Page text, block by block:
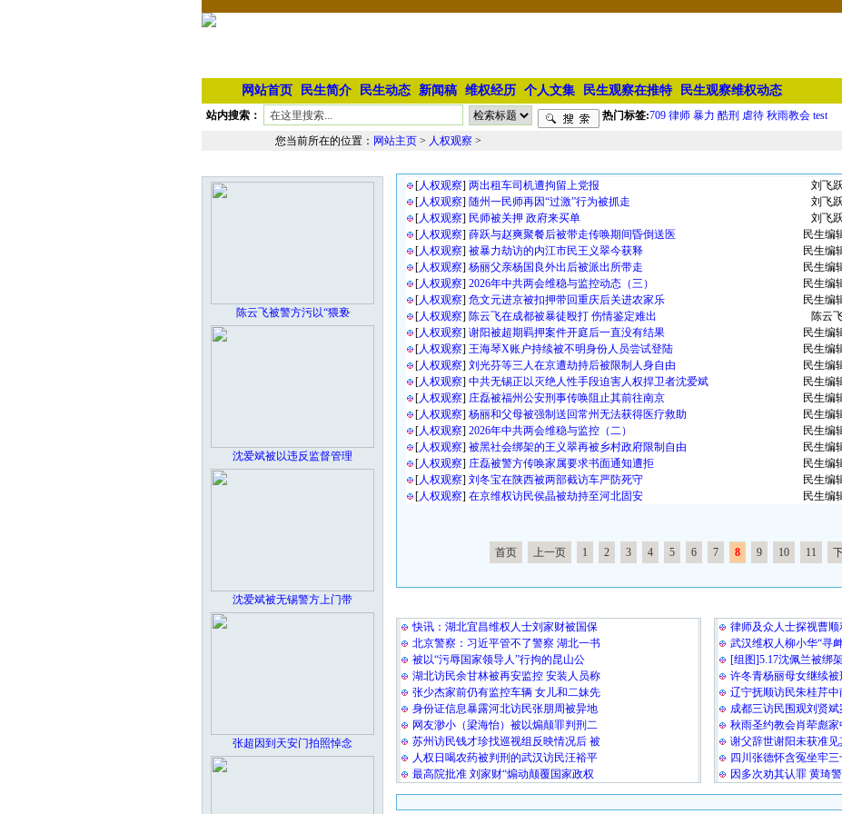
网站首页 民生简介 民生动态 新闻稿 维权经历 个人文集 民生观察在推特 民生观察维权动态
站内搜索： 热门标签:709 律师 暴力 酷刑 虐待 秋雨教会 test
您当前所在的位置： 网站主页 > 人权观察 >
陈云飞被警方污以“猥亵
沈爱斌被以违反监督管理
沈爱斌被无锡警方上门带
张超因到天安门拍照悼念
[人权观察] 两出租车司机遭拘留上党报 刘飞
[人权观察] 随州一民师再因“过激”行为被抓走 刘飞
[人权观察] 民师被关押 政府来买单 刘飞
[人权观察] 薛跃与赵爽聚餐后被带走传唤期间昏倒送医 民生编
[人权观察] 被暴力劫访的内江市民王义翠今获释 民生编
[人权观察] 杨丽父亲杨国良外出后被派出所带走 民生编
[人权观察] 2026年中共两会维稳与监控动态（三） 民生编
[人权观察] 危文元进京被扣押带回重庆后关进农家乐 民生编
[人权观察] 陈云飞在成都被暴徒殴打 伤情鉴定难出 陈云
[人权观察] 谢阳被超期羁押案件开庭后一直没有结果 民生编
[人权观察] 王海琴X账户持续被不明身份人员尝试登陆 民生编
[人权观察] 刘光芬等三人在京遭劫持后被限制人身自由 民生编
[人权观察] 中共无锡正以灭绝人性手段迫害人权捍卫者沈爱斌 民生编
[人权观察] 庄磊被福州公安刑事传唤阻止其前往南京 民生编
[人权观察] 杨丽和父母被强制送回常州无法获得医疗救助 民生编
[人权观察] 2026年中共两会维稳与监控（二） 民生编
[人权观察] 被黑社会绑架的王义翠再被乡村政府限制自由 民生编
[人权观察] 庄磊被警方传唤家属要求书面通知遭拒 民生编
[人权观察] 刘冬宝在陕西被两部截访车严防死守 民生编
[人权观察] 在京维权访民侯晶被劫持至河北固安 民生编
首页 上一页 1 2 3 4 5 6 7 8 9 10 11
快讯：湖北宜昌维权人士刘家财被国保
北京警察：习近平管不了警察 湖北一书
被以“污辱国家领导人”行拘的昆山公
湖北访民余甘林被再安监控 安装人员称
张少杰家前仍有监控车辆 女儿和二妹先
身份证信息暴露河北访民张朋周被异地
网友渺小（梁海怡）被以煽颠罪判刑二
苏州访民钱才珍找巡视组反映情况后 被
人权日喝农药被判刑的武汉访民汪裕平
最高院批准 刘家财“煽动颠覆国家政权
律师及众人士探视曹
武汉维权人柳小华“寻
[组图]5.17沈佩兰被绑
许冬青杨丽母女继续
辽宁抚顺访民朱桂芹中
成都三访民围观刘贤
秋雨圣约教会肖荦彪
谢父辞世谢阳未获准见
四川张德怀含冤坐牢
因多次劝其认罪 黄琦